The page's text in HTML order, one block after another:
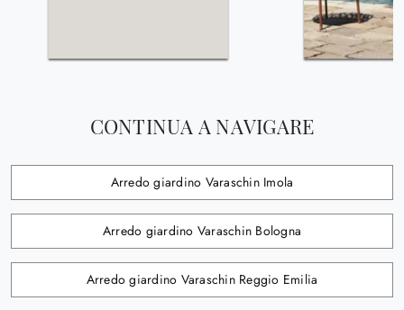
CONTINUA A NAVIGARE
Arredo giardino Varaschin Imola
Arredo giardino Varaschin Bologna
Arredo giardino Varaschin Reggio Emilia